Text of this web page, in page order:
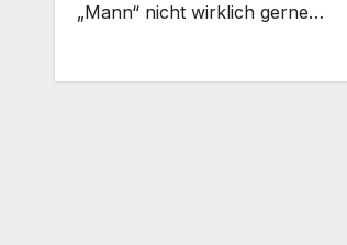
„Mann“ nicht wirklich gerne…